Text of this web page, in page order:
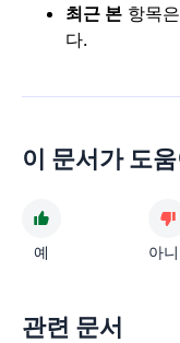
최근 본 항목
다.
이 문서가 도
예 아
관련 문서